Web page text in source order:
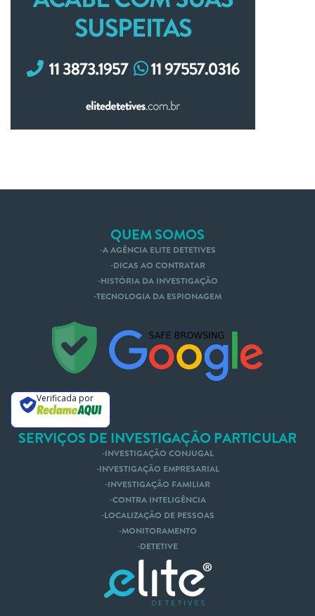
QUEM SOMOS
A AGÊNCIA ELITE DETETIVES
DICAS AO CONTRATAR
HISTÓRIA DA INVESTIGAÇÃO
TECNOLOGIA DA ESPIONAGEM
Verificada por
SERVIÇOS DE INVESTIGAÇÃO PARTICULAR
INVESTIGAÇÃO CONJUGAL
INVESTIGAÇÃO EMPRESARIAL
INVESTIGAÇÃO FAMILIAR
CONTRA INTELIGÊNCIA
LOCALIZAÇÃO DE PESSOAS
MONITORAMENTO
DETETIVE
Nós te Ligamos Mande um Whatsapp